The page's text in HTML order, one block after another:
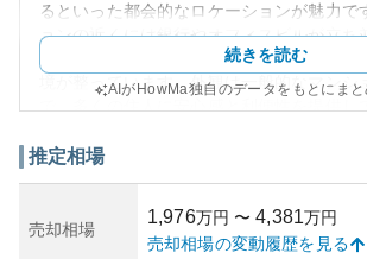
るといった都会的なロケーションが魅力で
ョンの近くには銀行やオフィスビルが立ち
行けるコンビニエンスストアがあるなど、
境が整っています。外観は一般的なマンシ
いため賃貸需要が見込まれます。ただし、
関しての詳細情報は見当たらなかったため
える際には現地での確認をおすすめします。
続きを読む
AIがHowMa独自のデータをもとにま
推定相場
売却相場
1,976万円 〜 4,381万円
売却相場の変動履歴を見る